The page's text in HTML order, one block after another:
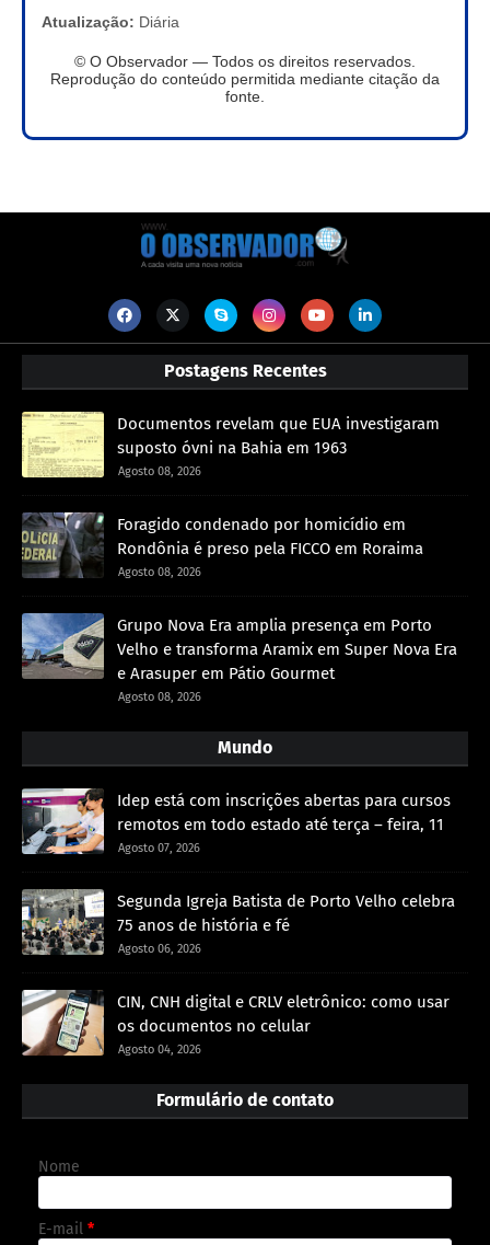
Atualização: Diária
© O Observador — Todos os direitos reservados.
Reprodução do conteúdo permitida mediante citação da
fonte.
Postagens Recentes
Documentos revelam que EUA investigaram
suposto óvni na Bahia em 1963
Agosto 08, 2026
Foragido condenado por homicídio em
Rondônia é preso pela FICCO em Roraima
Agosto 08, 2026
Grupo Nova Era amplia presença em Porto
Velho e transforma Aramix em Super Nova Era
e Arasuper em Pátio Gourmet
Agosto 08, 2026
Mundo
Idep está com inscrições abertas para cursos
remotos em todo estado até terça – feira, 11
Agosto 07, 2026
Segunda Igreja Batista de Porto Velho celebra
75 anos de história e fé
Agosto 06, 2026
CIN, CNH digital e CRLV eletrônico: como usar
os documentos no celular
Agosto 04, 2026
Formulário de contato
Nome
E-mail *